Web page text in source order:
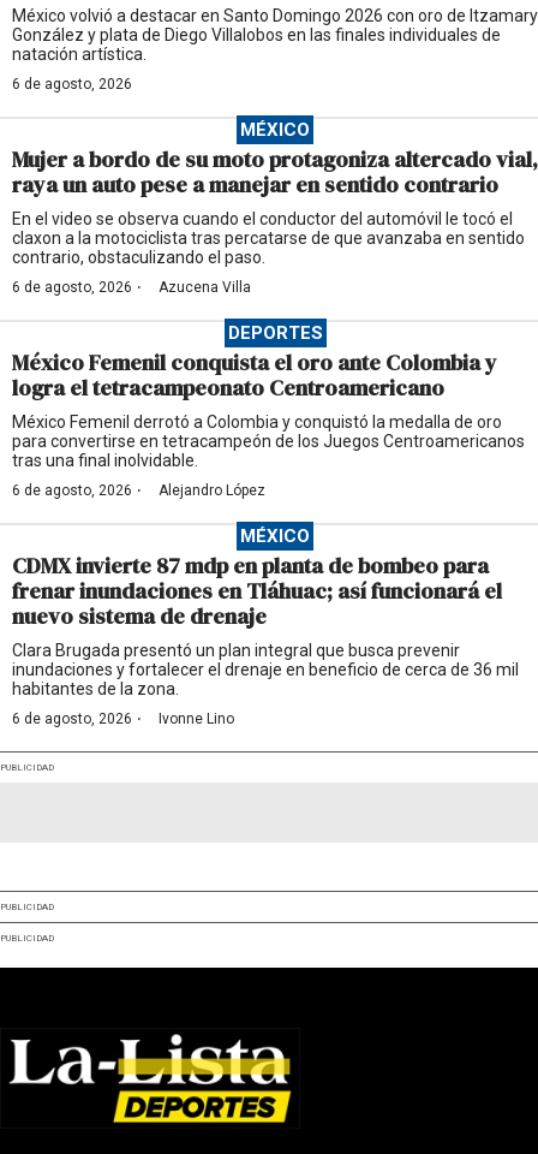
México volvió a destacar en Santo Domingo 2026 con oro de Itzamary
González y plata de Diego Villalobos en las finales individuales de
natación artística.
6 de agosto, 2026
MÉXICO
Mujer a bordo de su moto protagoniza altercado vial,
raya un auto pese a manejar en sentido contrario
En el video se observa cuando el conductor del automóvil le tocó el
claxon a la motociclista tras percatarse de que avanzaba en sentido
contrario, obstaculizando el paso.
6 de agosto, 2026 · Azucena Villa
DEPORTES
México Femenil conquista el oro ante Colombia y
logra el tetracampeonato Centroamericano
México Femenil derrotó a Colombia y conquistó la medalla de oro
para convertirse en tetracampeón de los Juegos Centroamericanos
tras una final inolvidable.
6 de agosto, 2026 · Alejandro López
MÉXICO
CDMX invierte 87 mdp en planta de bombeo para
frenar inundaciones en Tláhuac; así funcionará el
nuevo sistema de drenaje
Clara Brugada presentó un plan integral que busca prevenir
inundaciones y fortalecer el drenaje en beneficio de cerca de 36 mil
habitantes de la zona.
6 de agosto, 2026 · Ivonne Lino
PUBLICIDAD
PUBLICIDAD
PUBLICIDAD